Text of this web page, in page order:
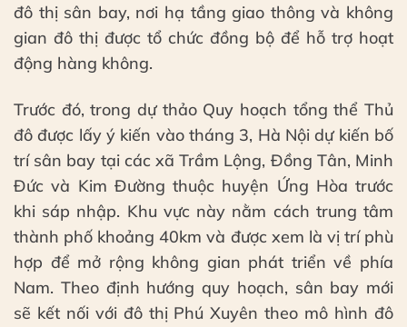
đô thị sân bay, nơi hạ tầng giao thông và không
gian đô thị được tổ chức đồng bộ để hỗ trợ hoạt
động hàng không.
Trước đó, trong dự thảo Quy hoạch tổng thể Thủ
đô được lấy ý kiến vào tháng 3, Hà Nội dự kiến bố
trí sân bay tại các xã Trầm Lộng, Đồng Tân, Minh
Đức và Kim Đường thuộc huyện Ứng Hòa trước
khi sáp nhập. Khu vực này nằm cách trung tâm
thành phố khoảng 40km và được xem là vị trí phù
hợp để mở rộng không gian phát triển về phía
Nam. Theo định hướng quy hoạch, sân bay mới
sẽ kết nối với đô thị Phú Xuyên theo mô hình đô